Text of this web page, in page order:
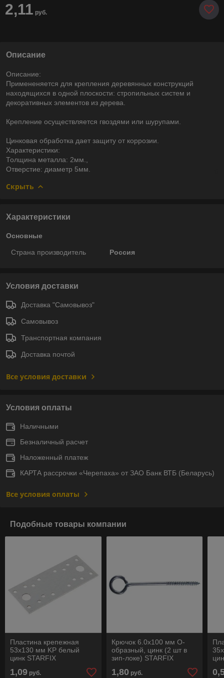
2,11 руб.
Описание
Описание:
Примененяется для крепления деревянных конструкций
находящихся в одной плоскости: стропильных систем и
декоративных элементов из дерева.
Крепление осуществляется гвоздями или шурупами.
Цинковая обработка дает защиту от коррозии.
Характеристики:
Толщина металла: 2мм.,
Отверстие: диаметр 5мм.
Скрыть
Характеристики
Основные
Страна производитель Россия
Условия доставки
Доставка "Самовывоз"
Самовывоз
Транспортная компания
Доставка почтой
Все условия доставки
Условия оплаты
Наличными
Безналичный расчет
Наложенный платеж
КАРТА рассрочки «Черепаха» от ЗАО Банк ВТБ (Беларусь)
Все условия оплаты
Подобные товары компании
Пластина крепежная
53х130 мм KP белый
цинк STARFIX
1,09 руб.
Крючок 6.0х100 мм О-
образный, цинк (2 шт в
зип-локе) STARFIX
1,80 руб.